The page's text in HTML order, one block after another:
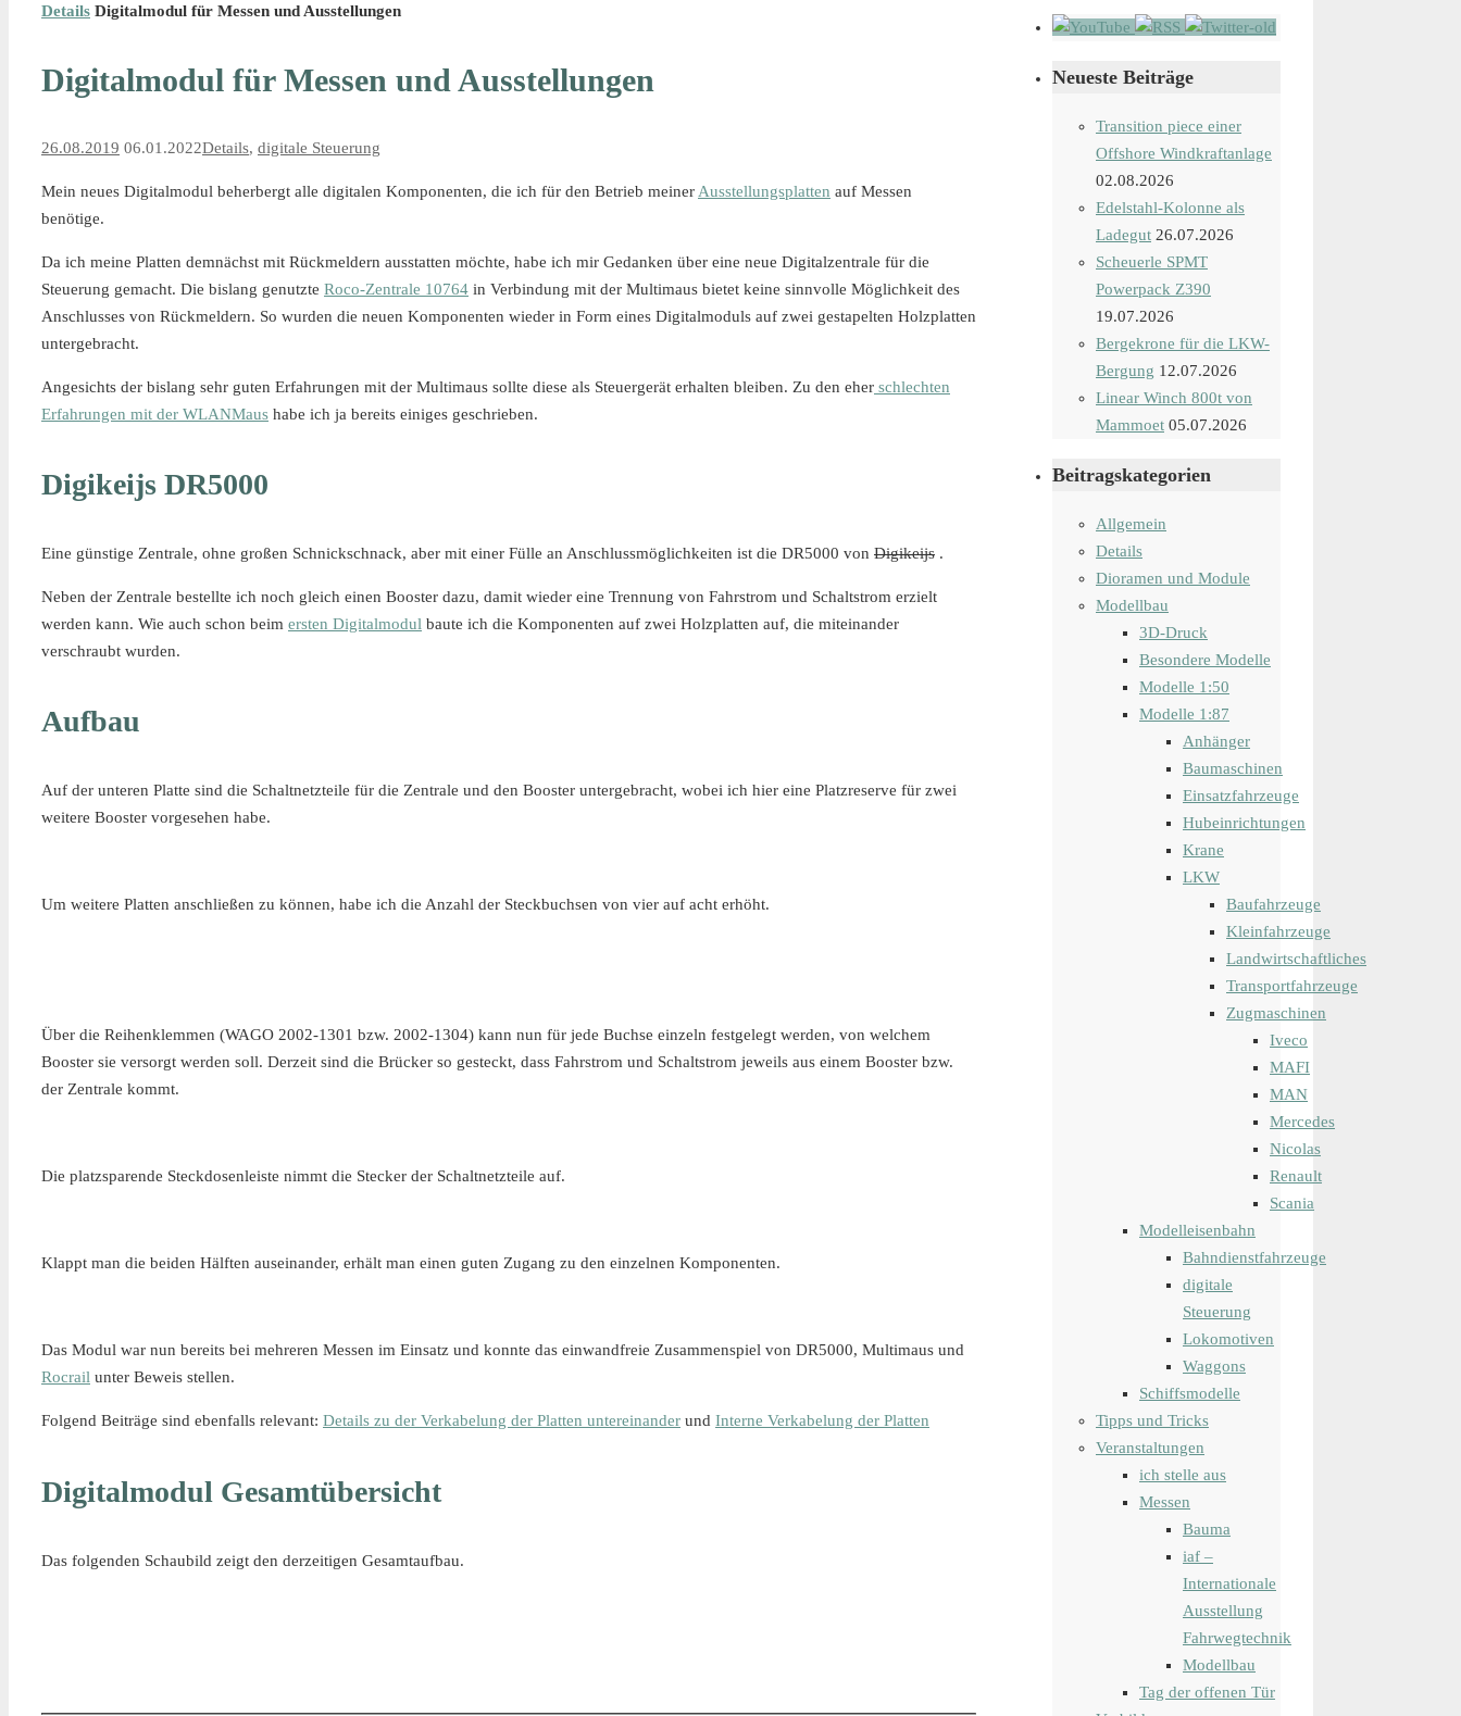
Start
Details Digitalmodul für Messen und Ausstellungen
Digitalmodul für Messen und Ausstellungen
26.08.2019 06.01.2022Details, digitale Steuerung
Mein neues Digitalmodul beherbergt alle digitalen Komponenten, die ich für den Betrieb meiner Ausstellungsplatten auf Messen
benötige.
Da ich meine Platten demnächst mit Rückmeldern ausstatten möchte, habe ich mir Gedanken über eine neue Digitalzentrale für die
Steuerung gemacht. Die bislang genutzte Roco-Zentrale 10764 in Verbindung mit der Multimaus bietet keine sinnvolle Möglichkeit des
Anschlusses von Rückmeldern. So wurden die neuen Komponenten wieder in Form eines Digitalmoduls auf zwei gestapelten Holzplatten
untergebracht.
Angesichts der bislang sehr guten Erfahrungen mit der Multimaus sollte diese als Steuergerät erhalten bleiben. Zu den eher schlechten
Erfahrungen mit der WLANMaus habe ich ja bereits einiges geschrieben.
Digikeijs DR5000
Eine günstige Zentrale, ohne großen Schnickschnack, aber mit einer Fülle an Anschlussmöglichkeiten ist die DR5000 von Digikeijs .
Neben der Zentrale bestellte ich noch gleich einen Booster dazu, damit wieder eine Trennung von Fahrstrom und Schaltstrom erzielt
werden kann. Wie auch schon beim ersten Digitalmodul baute ich die Komponenten auf zwei Holzplatten auf, die miteinander
verschraubt wurden.
Aufbau
Auf der unteren Platte sind die Schaltnetzteile für die Zentrale und den Booster untergebracht, wobei ich hier eine Platzreserve für zwei
weitere Booster vorgesehen habe.
Um weitere Platten anschließen zu können, habe ich die Anzahl der Steckbuchsen von vier auf acht erhöht.
Über die Reihenklemmen (WAGO 2002-1301 bzw. 2002-1304) kann nun für jede Buchse einzeln festgelegt werden, von welchem
Booster sie versorgt werden soll. Derzeit sind die Brücker so gesteckt, dass Fahrstrom und Schaltstrom jeweils aus einem Booster bzw.
der Zentrale kommt.
Die platzsparende Steckdosenleiste nimmt die Stecker der Schaltnetzteile auf.
Klappt man die beiden Hälften auseinander, erhält man einen guten Zugang zu den einzelnen Komponenten.
Das Modul war nun bereits bei mehreren Messen im Einsatz und konnte das einwandfreie Zusammenspiel von DR5000, Multimaus und
Rocrail unter Beweis stellen.
Folgend Beiträge sind ebenfalls relevant: Details zu der Verkabelung der Platten untereinander und Interne Verkabelung der Platten
Digitalmodul Gesamtübersicht
Das folgenden Schaubild zeigt den derzeitigen Gesamtaufbau.
Neueste Beiträge
Transition piece einer
Offshore Windkraftanlage
02.08.2026
Edelstahl-Kolonne als
Ladegut 26.07.2026
Scheuerle SPMT
Powerpack Z390
19.07.2026
Bergekrone für die LKW-
Bergung 12.07.2026
Linear Winch 800t von
Mammoet 05.07.2026
Beitragskategorien
Allgemein
Details
Dioramen und Module
Modellbau
3D-Druck
Besondere Modelle
Modelle 1:50
Modelle 1:87
Anhänger
Baumaschinen
Einsatzfahrzeuge
Hubeinrichtungen
Krane
LKW
Baufahrzeuge
Kleinfahrzeuge
Landwirtschaftliches
Transportfahrzeuge
Zugmaschinen
Iveco
MAFI
MAN
Mercedes
Nicolas
Renault
Scania
Modelleisenbahn
Bahndienstfahrzeuge
digitale
Steuerung
Lokomotiven
Waggons
Schiffsmodelle
Tipps und Tricks
Veranstaltungen
ich stelle aus
Messen
Bauma
iaf –
Internationale
Ausstellung
Fahrwegtechnik
Modellbau
Tag der offenen Tür